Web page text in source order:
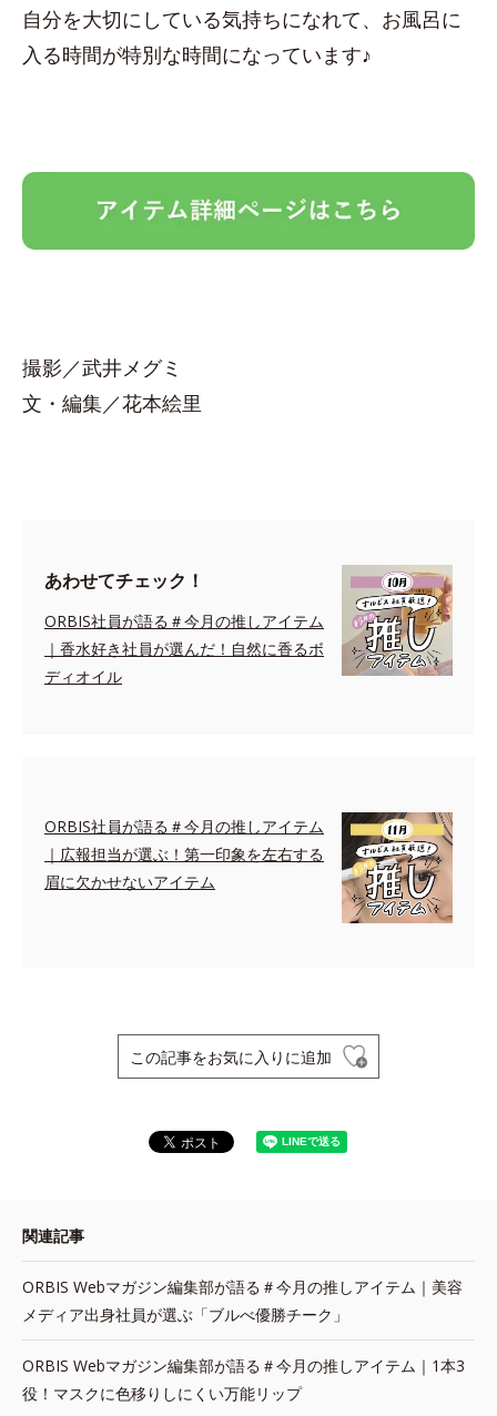
自分を大切にしている気持ちになれて、お風呂に
入る時間が特別な時間になっています♪
撮影／武井メグミ
文・編集／花本絵里
あわせてチェック！
ORBIS社員が語る＃今月の推しアイテム
｜香水好き社員が選んだ！自然に香るボ
ディオイル
ORBIS社員が語る＃今月の推しアイテム
｜広報担当が選ぶ！第一印象を左右する
眉に欠かせないアイテム
この記事をお気に入りに追加
関連記事
ORBIS Webマガジン編集部が語る＃今月の推しアイテム｜美容
メディア出身社員が選ぶ「ブルべ優勝チーク」
ORBIS Webマガジン編集部が語る＃今月の推しアイテム｜1本3
役！マスクに色移りしにくい万能リップ